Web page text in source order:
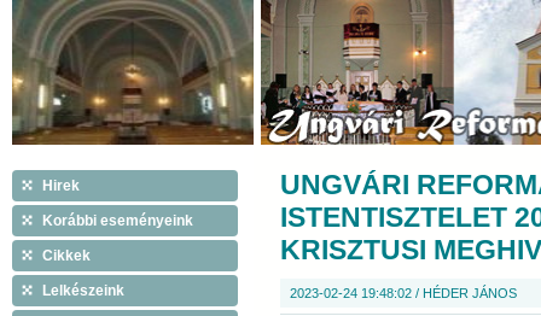
Hirek
Korábbi eseményeink
Cikkek
Lelkészeink
UNGVÁRI
ISTENTISZTELET
KRISZTUSI
2023-02-24 19:48:02 / HÉDER JÁNOS